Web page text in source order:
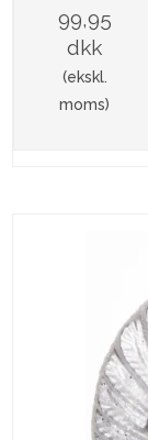
99,95
dkk
(ekskl.
moms)